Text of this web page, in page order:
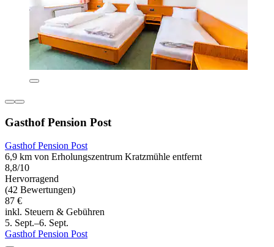
Gasthof Pension Post
Gasthof Pension Post
6,9 km von Erholungszentrum Kratzmühle entfernt
8,8/10
Hervorragend
(42 Bewertungen)
87 €
inkl. Steuern & Gebühren
5. Sept.–6. Sept.
Gasthof Pension Post